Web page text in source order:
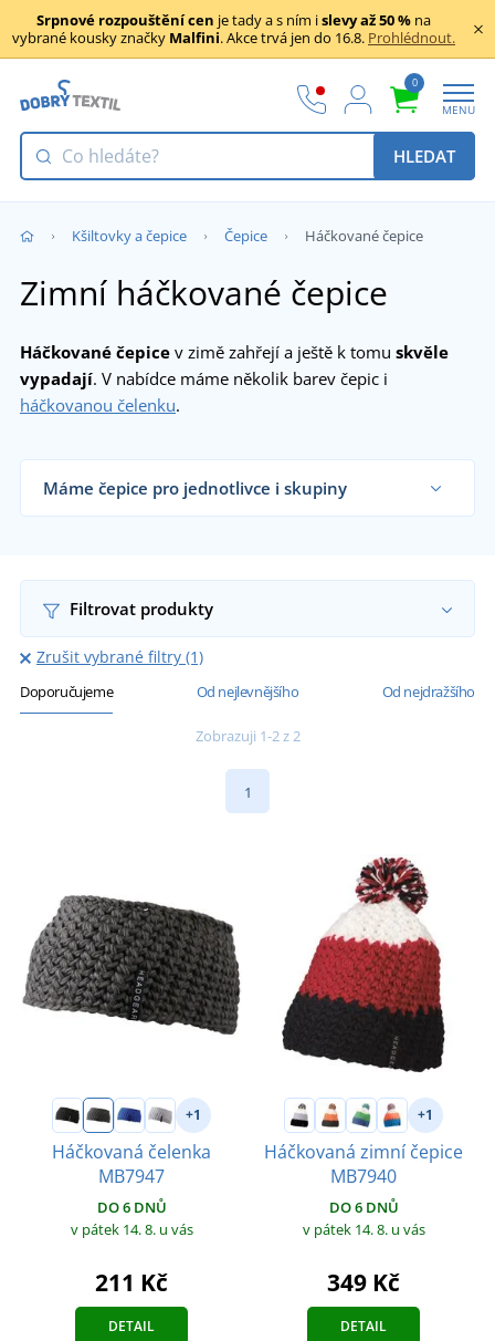
Srpnové rozpouštění cen je tady a s ním islevy až 50 % na
vybrané kousky značky Malfini. Akce trvá jen do 16.8. Prohlédnout.
0
MENU
HLEDAT
Kšiltovky a čepice Čepice Háčkované čepice
Zimní háčkované čepice
Háčkované čepice v zimě zahřejí a ještě k tomu skvěle
vypadají. V nabídce máme několik barev čepic i
háčkovanou čelenku.
Máme čepice pro jednotlivce i skupiny
Filtrovat produkty
Zrušit vybrané filtry (1)
Doporučujeme Od nejlevnějšího Od nejdražšího
Zobrazuji 1-2 z 2
1
+1
Háčkovaná čelenka
MB7947
DO 6 DNŮ
v pátek 14. 8. u vás
211 Kč
DETAIL
+1
Háčkovaná zimní čepice
MB7940
DO 6 DNŮ
v pátek 14. 8. u vás
349 Kč
DETAIL